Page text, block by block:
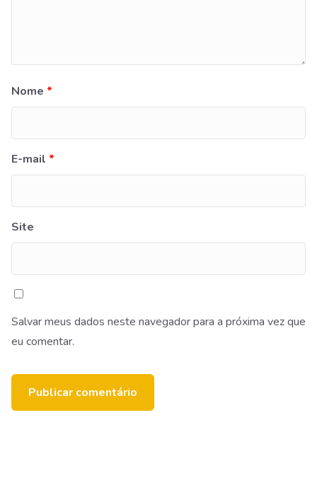
Nome *
E-mail *
Site
Salvar meus dados neste navegador para a próxima vez que
eu comentar.